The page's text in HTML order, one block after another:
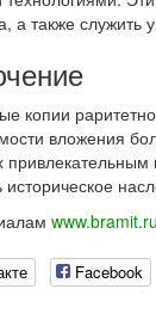
а также
копии
вложения
историческое
www.bramit.ru
Facebook